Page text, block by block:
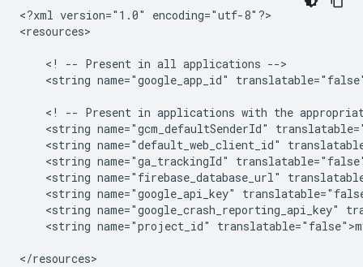
<?xml version="1.0" encoding="utf-8"?>
<resources>
    <! -- Present in all applications -->
<string name="google_app_id"
<! -- Present in applications with the
<string name="gcm_defaultSenderId"
<string name="default_web_client_id"
<string name="ga_trackingId"
<string name="firebase_database_url"
<string name="google_api_key"
<string name="google_crash_reporting_api_key"
<string name="project_id"
</resources>